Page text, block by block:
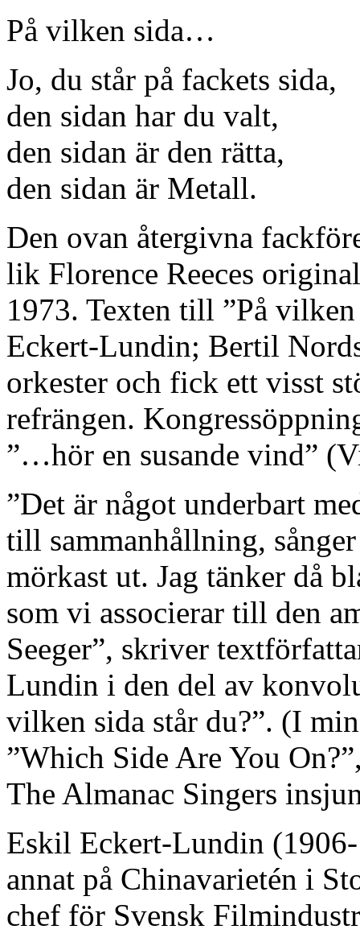
På vilken sida…
Jo, du står på fackets sida,
den sidan har du valt,
den sidan är den rätta,
den sidan är Metall.
Den ovan återgivna
lik Florence Reeces
1973. Texten till ”På
Eckert-Lundin; Bertil
orkester och fick ett visst
refrängen.
”…hör en susande vind”
”Det är något underbart
till sammanhållning,
mörkast ut. Jag tänker då
som vi associerar till den
Seeger”, skriver
Lundin i den del av
vilken sida står du?”. (I
”Which Side Are You
The Almanac Singers
Eskil Eckert-Lundin
annat på Chinavarietén i
chef för Svensk